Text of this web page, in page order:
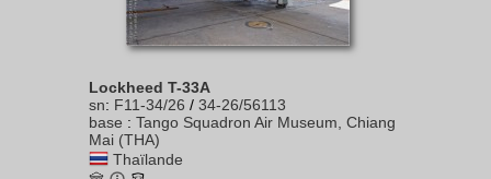
Lockheed T-33A
sn: F11-34/26 / 34-26/56113
base : Tango Squadron Air Museum, Chiang
Mai (THA)
Thaïlande